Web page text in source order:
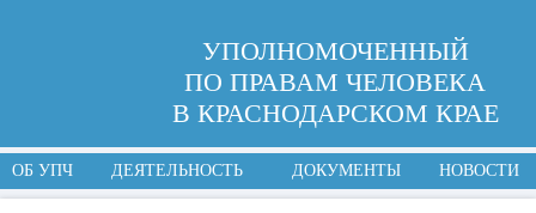
УПОЛНОМОЧЕННЫЙ
ПО ПРАВАМ ЧЕЛОВЕКА
В КРАСНОДАРСКОМ КРАЕ
ОБ УПЧ ДЕЯТЕЛЬНОСТЬ ДОКУМЕНТЫ НОВОСТИ